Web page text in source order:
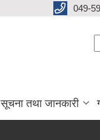
049-
सूचना तथा जानकारी